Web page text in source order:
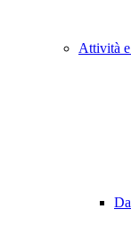
Attività